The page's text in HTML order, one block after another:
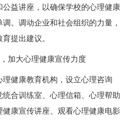
益讲座，以确保学校的心理健康
。调动企业和社会组织的力量，
提出建议。
加大心理健康宣传力度
健康教育机构，设立心理咨询
合训练室、心理信箱、心理帮助
康宣传讲座、观看心理健康电影